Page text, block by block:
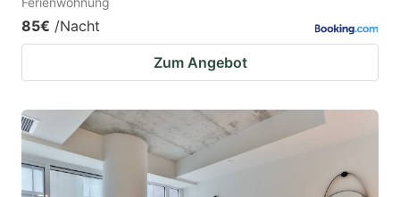
85€ /Nacht
Zum Angebot